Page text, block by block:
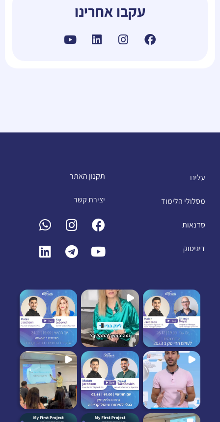
עקבו אחרינו
עלינו
מסלולי הלימוד
סדנאות
דיגיטוק
תקנון האתר
יצירת קשר